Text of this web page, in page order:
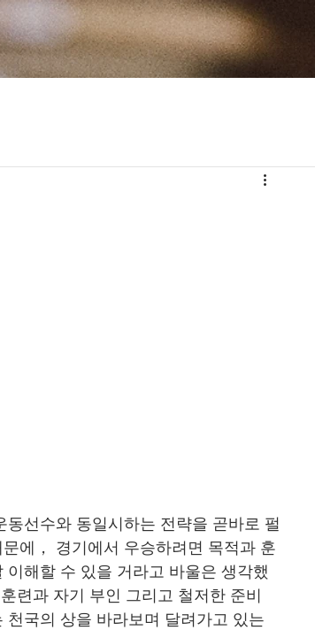
선수와 동일시하는 전략을 곧바로 펄
에， 경기에서 우승하려면 목적과 훈
해할 수 있을 거라고 바울은 생각했
련과 자기 부인 그리고 철저한 준비
국의 상을 바라보며 달려가고 있는